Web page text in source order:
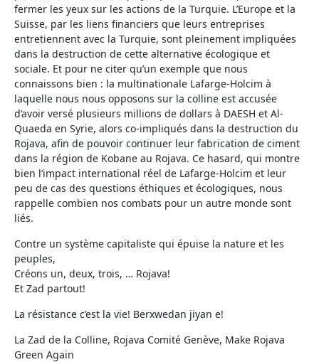
fermer les yeux sur les actions de la Turquie. L’Europe et la
Suisse, par les liens financiers que leurs entreprises
entretiennent avec la Turquie, sont pleinement impliquées
dans la destruction de cette alternative écologique et
sociale. Et pour ne citer qu’un exemple que nous
connaissons bien : la multinationale Lafarge-Holcim à
laquelle nous nous opposons sur la colline est accusée
d’avoir versé plusieurs millions de dollars à DAESH et Al-
Quaeda en Syrie, alors co-impliqués dans la destruction du
Rojava, afin de pouvoir continuer leur fabrication de ciment
dans la région de Kobane au Rojava. Ce hasard, qui montre
bien l’impact international réel de Lafarge-Holcim et leur
peu de cas des questions éthiques et écologiques, nous
rappelle combien nos combats pour un autre monde sont
liés.
Contre un système capitaliste qui épuise la nature et les
peuples,
Créons un, deux, trois, … Rojava!
Et Zad partout!
La résistance c’est la vie! Berxwedan jiyan e!
La Zad de la Colline, Rojava Comité Genève, Make Rojava
Green Again